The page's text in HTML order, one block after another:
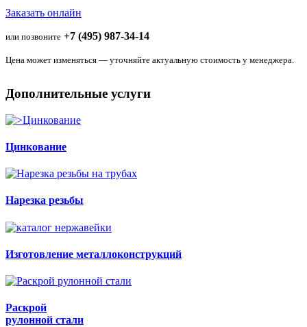
Заказать онлайн
или позвоните +7 (495) 987-34-14
Цена может изменяться — уточняйте актуальную стоимость у менеджера.
Дополнительные услуги
Цинкование
Нарезка резьбы
Изготовление металлоконструкций
Раскрой
рулонной стали